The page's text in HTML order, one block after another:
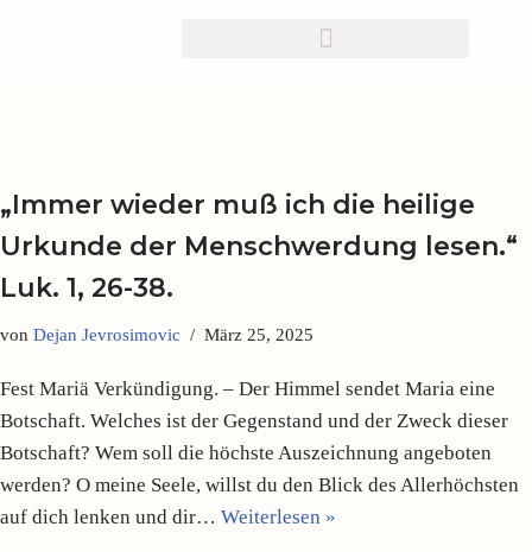
„Immer wieder muß ich die heilige
Urkunde der Menschwerdung lesen.“
Luk. 1, 26-38.
von Dejan Jevrosimovic März 25, 2025
Fest Mariä Verkündigung. – Der Himmel sendet Maria eine
Botschaft. Welches ist der Gegenstand und der Zweck dieser
Botschaft? Wem soll die höchste Auszeichnung angeboten
werden? O meine Seele, willst du den Blick des Allerhöchsten
auf dich lenken und dir… Weiterlesen »